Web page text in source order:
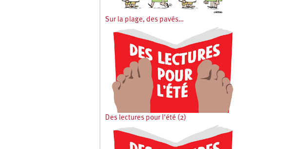
Sur la plage, des pavés…
Des lectures pour l'été (2)